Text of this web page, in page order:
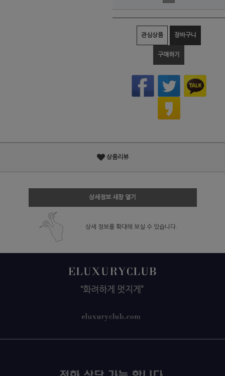
관심상품 장바구니
구매하기
상품리뷰
상세정보 새창 열기
상세 정보를 확대해 보실 수 있습니다.